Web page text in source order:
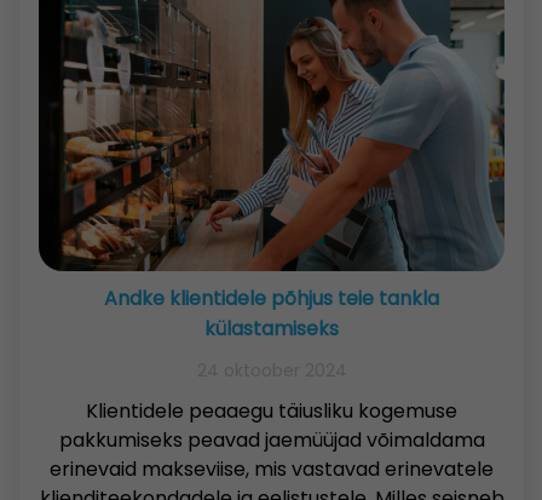
Andke klientidele põhjus teie tankla
külastamiseks
Klientidele peaaegu täiusliku kogemuse
pakkumiseks peavad jaemüüjad võimaldama
erinevaid makseviise, mis vastavad erinevatele